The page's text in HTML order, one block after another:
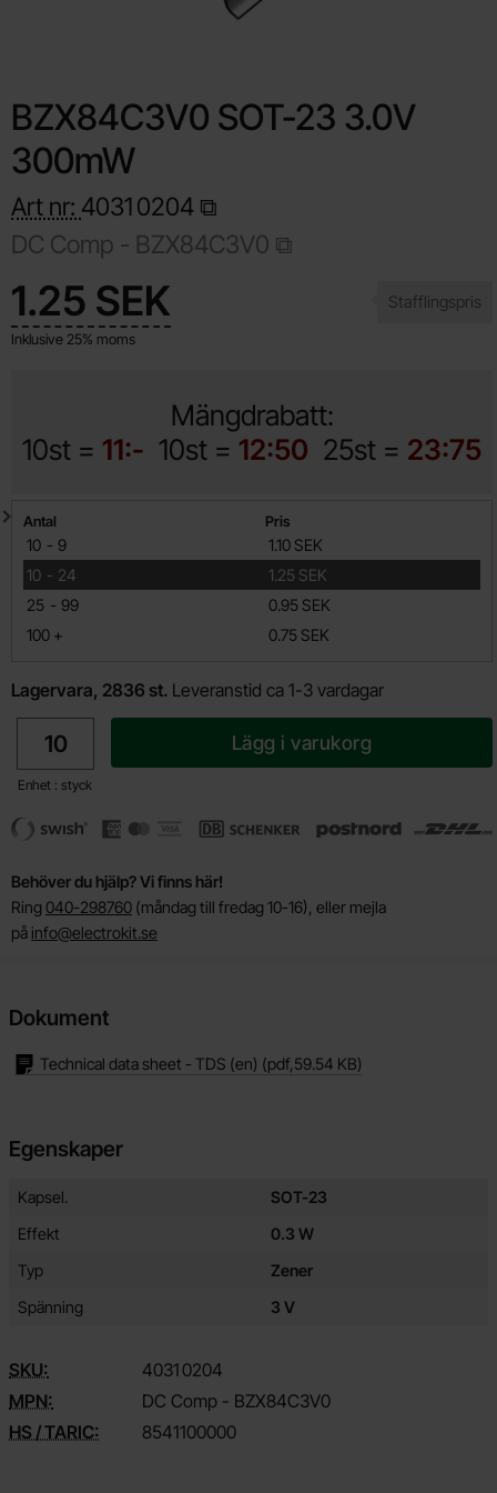
BZX84C3V0 SOT-23 3.0V
300mW
Art nr: 40310204
DC Comp - BZX84C3V0
pris
1.25 SEK
Inklusive 25% moms
Mängdrabatt:
10st = 11:- 10st = 12:50 25st = 23:75
Mängdrabatt
Antal Pris
10 -
till 9
1.10 SEK
10 -
till 24
1.25 SEK
25 -
till 99
0.95 SEK
100 +
till 0.75 SEK
Lagervara, 2836 st. Leveranstid ca 1-3 vardagar
Enhet : styck
Lägg i varukorg
Behöver du hjälp? Vi finns här!
Ring 040-298760 (måndag till fredag 10-16), eller mejla
på info@electrokit.se
Dokument
Technical data sheet - TDS (en) (pdf, 59.54 KB)
Egenskaper
Egenskaper/attribut för denna produkt
Attribut
Kapsel.
SOT-23
Effekt
0.3 W
Typ
Zener
Spänning
3 V
SKU: 4031 0204
MPN:
DC Comp - BZX84C3V0
HS / TARIC:
8541100000